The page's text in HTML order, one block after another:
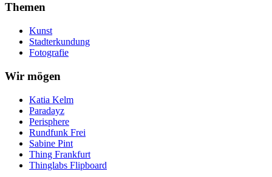
Themen
Kunst
Stadterkundung
Fotografie
Wir mögen
Katia Kelm
Paradayz
Perisphere
Rundfunk Frei
Sabine Pint
Thing Frankfurt
Thinglabs Flipboard